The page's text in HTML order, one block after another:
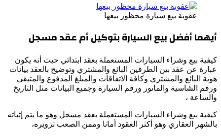
عقوبة بيع سيارة محظور بيعها
أيهما أفضل بيع السيارة بتوكيل أم عقد مسجل
كيفية بيع وشراء السيارات المستعملة بعقد ابتدائي حيث أنه يكون
عبارة عن عقد بين الطرفين البائع والمشتري وتوضيح بالعقد بيانات
هوية البائع والمشتري وكافة الاتفاقات والمبلغ المدفوع والمتبقي
ورقم الشاسية والماتور ورقم السيارة وجميع البيانات مثل التاريخ
والساعة ،
كيفية بيع وشراء السيارات المستعملة بعقد مسجل وهو ما يتم إثباته
بالشهر العقاري وهو أكثر العقود أمانا وممن الصعب تزويره،